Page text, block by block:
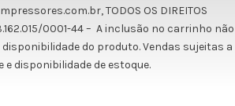
TODOS OS DIREITOS
0001-44 – A inclusão no carrinho não
do produto. Vendas sujeitas a
e disponibilidade de estoque.